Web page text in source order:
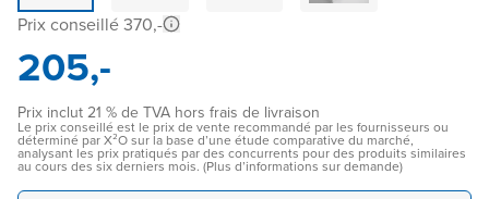
Prix conseillé 370,-
205,-
Prix inclut 21 % de TVA hors frais de livraison
Le prix conseillé est le prix de vente recommandé par les fournisseurs ou
déterminé par X²O sur la base d’une étude comparative du marché,
analysant les prix pratiqués par des concurrents pour des produits similaires
au cours des six derniers mois. (Plus d’informations sur demande)